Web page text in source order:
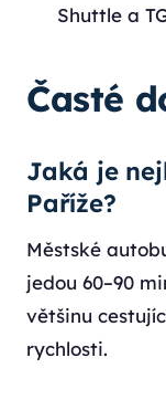
Shuttle a
Časté
Jaká je
Paříže?
Městské
jedou 60–90
většinu
rychlosti.